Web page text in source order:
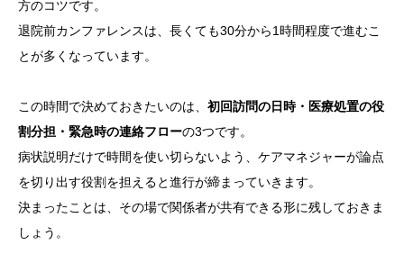
方のコツです。
退院前カンファレンスは、長くても30分から1時間程度で進むこ
とが多くなっています。
この時間で決めておきたいのは、 初回訪問の日時・医療処置の役
割分担・緊急時の連絡フローの3つです。
病状説明だけで時間を使い切らないよう、ケアマネジャーが論点
を切り出す役割を担えると進行が締まっていきます。
決まったことは、その場で関係者が共有できる形に残しておきま
しょう。